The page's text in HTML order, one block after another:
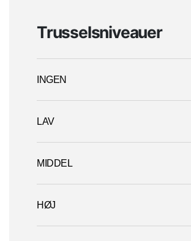
Trusselsniveauer
INGEN
LAV
MIDDEL
HØJ